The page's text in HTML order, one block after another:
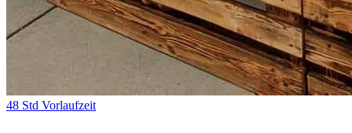
48 Std Vorlaufzeit